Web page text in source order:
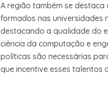
A região também se
formados nas universidades
destacando a qualidade do
ciência da computação e
políticas são necessárias
que incentive esses talentos